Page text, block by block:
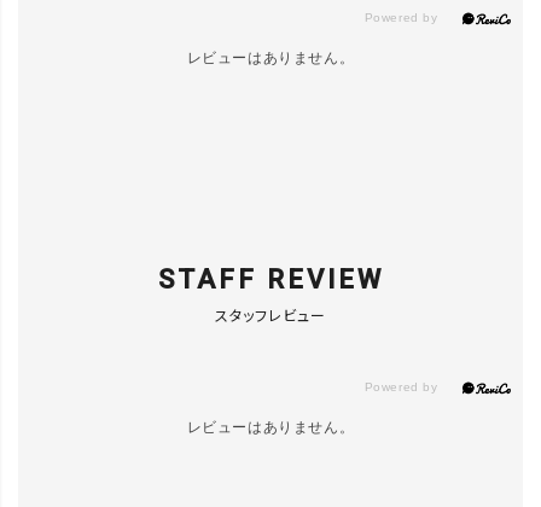
レビューはありません。
STAFF REVIEW
スタッフレビュー
レビューはありません。